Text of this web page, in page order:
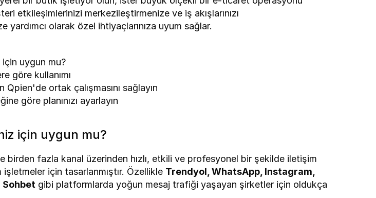
etkileşimlerinizi merkezileştirmenize ve iş akışlarınızı
yardımcı olarak özel ihtiyaçlarınıza uyum sağlar.
uygun mu?
göre kullanımı
Qpien'de ortak çalışmasını sağlayın
göre planınızı ayarlayın
için uygun mu?
birden fazla kanal üzerinden hızlı, etkili ve profesyonel bir şekilde iletişim
için tasarlanmıştır. Özellikle Trendyol, WhatsApp, Instagram,
Sohbet gibi platformlarda yoğun mesaj trafiği yaşayan şirketler için oldukça